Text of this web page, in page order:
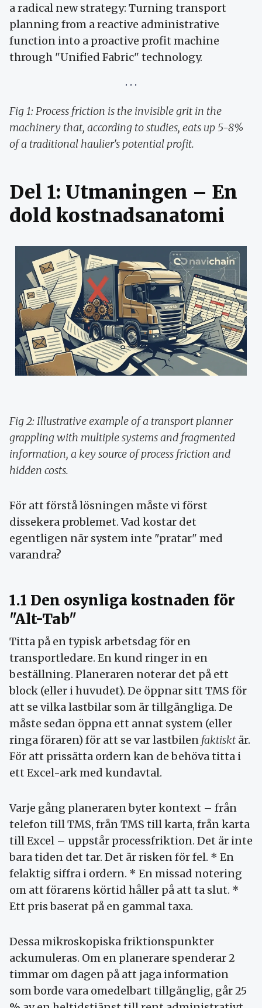
a radical new strategy: Turning transport
planning from a reactive administrative
function into a proactive profit machine
through "Unified Fabric" technology.
Fig 1: Process friction is the invisible grit in the
machinery that, according to studies, eats up 5-8%
of a traditional haulier's potential profit.
Del 1: Utmaningen – En
dold kostnadsanatomi
Fig 2: Illustrative example of a transport planner
grappling with multiple systems and fragmented
information, a key source of process friction and
hidden costs.
För att förstå lösningen måste vi först
dissekera problemet. Vad kostar det
egentligen när system inte "pratar" med
varandra?
1.1 Den osynliga kostnaden för
"Alt-Tab"
Titta på en typisk arbetsdag för en
transportledare. En kund ringer in en
beställning. Planeraren noterar det på ett
block (eller i huvudet). De öppnar sitt TMS för
att se vilka lastbilar som är tillgängliga. De
måste sedan öppna ett annat system (eller
ringa föraren) för att se var lastbilen faktiskt är.
För att prissätta ordern kan de behöva titta i
ett Excel-ark med kundavtal.
Varje gång planeraren byter kontext – från
telefon till TMS, från TMS till karta, från karta
till Excel – uppstår processfriktion. Det är inte
bara tiden det tar. Det är risken för fel. * En
felaktig siffra i ordern. * En missad notering
om att förarens körtid håller på att ta slut. *
Ett pris baserat på en gammal taxa.
Dessa mikroskopiska friktionspunkter
ackumuleras. Om en planerare spenderar 2
timmar om dagen på att jaga information
som borde vara omedelbart tillgänglig, går 25